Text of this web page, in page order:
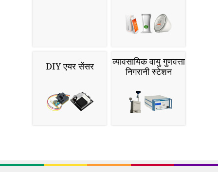
DIY एयर सेंसर
व्यावसायिक वायु गुणवत्ता
निगरानी स्टेशन